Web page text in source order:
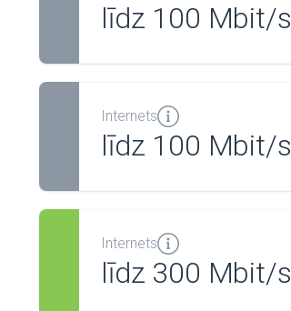
līdz 100 Mbit/s
Internets
līdz 100 Mbit/s
Internets
līdz 300 Mbit/s